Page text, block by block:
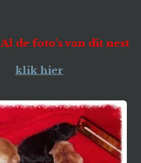
Al de foto's van dit nest
klik hier